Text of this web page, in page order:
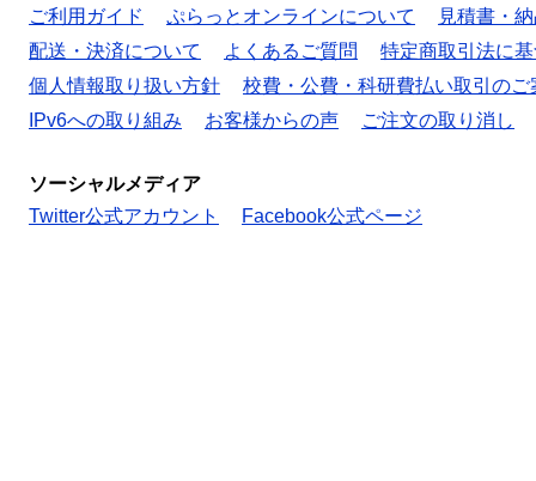
ご利用ガイド
ぷらっとオンラインについて
見積書・
配送・決済について
よくあるご質問
特定商取引法に
個人情報取り扱い方針
校費・公費・科研費払い取引のご
IPv6への取り組み
お客様からの声 ご注文の取り消し
ソーシャルメディア
Twitter公式アカウント
Facebook公式ページ